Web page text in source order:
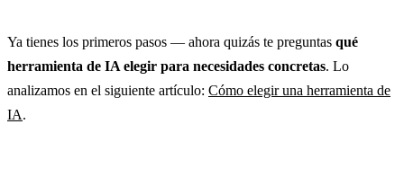
Ya tienes los primeros pasos — ahora quizás te preguntas qué
herramienta de IA elegir para necesidades concretas. Lo
analizamos en el siguiente artículo: Cómo elegir una herramienta de
IA.